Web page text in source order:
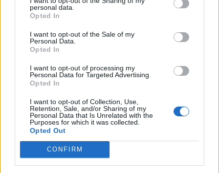
personal data.
Opted In
I want to opt-out of the Sale of my
Personal Data.
Opted In
I want to opt-out of processing my
Personal Data for Targeted Advertising.
Opted In
I want to opt-out of Collection, Use,
Retention, Sale, and/or Sharing of my
Personal Data that Is Unrelated with the
Purposes for which it was collected.
Opted Out
CONFIRM
2026. április 17. 07:55 | Portfolio
képességű mesterséges intelligencia
bevezetésére készül az Egyesült Államok
Mythos nevű, élvonalbeli mesterségesintelligencia-
modelljének egy módosított változatát a szövetségi
ügynökségek számára. Szakértők ugyanakkor arra
figyelmeztetnek, hogy az eszköz jelentősen növelheti a
kiberbiztonsági kockázatokat. Erről a témáról is szó lesz
május 28-án a Portfolio Financial IT konferenciáján!